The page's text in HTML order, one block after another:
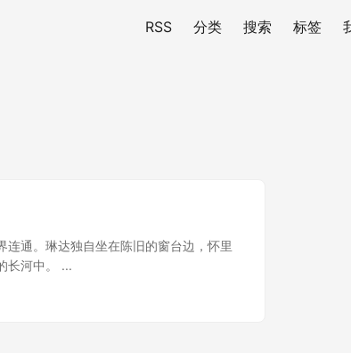
RSS 分类 搜索 标签
通。琳达独自坐在陈旧的窗台边，怀里
长河中。 ...